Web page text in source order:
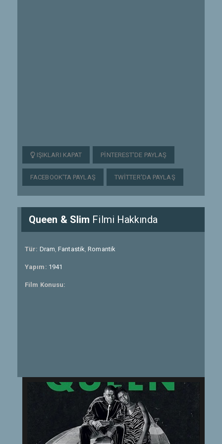
IŞIKLARI KAPAT PINTEREST'DE PAYLAŞ
FACEBOOK'TA PAYLAŞ TWITTER'DA PAYLAŞ
Queen & Slim Filmi Hakkında
Tür: Dram,Fantastik,Romantik
Yapım: 1941
Film Konusu: